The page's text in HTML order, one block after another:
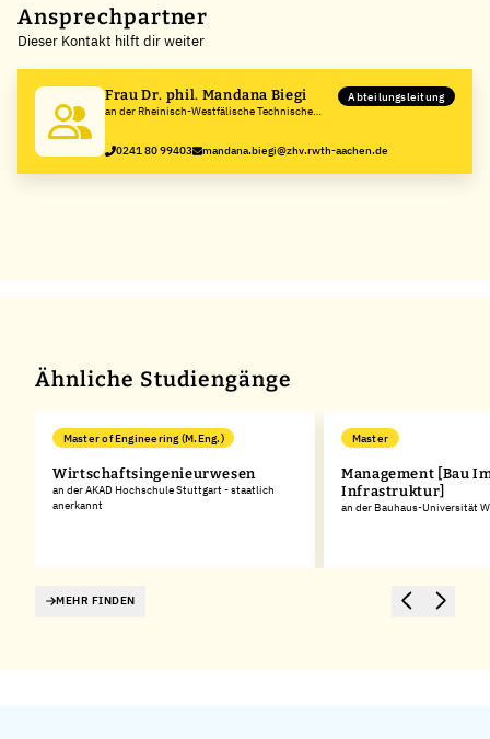
+
−
Ansprechpartner
Dieser Kontakt hilft dir weiter
Frau Dr. phil. Mandana Biegi
an der Rheinisch-Westfälische Technische
Abteilungsleitung
0241 80 99403 mandana.biegi@zhv.rwth-aachen.de
Ähnliche Studiengänge
Master of Engineering (M.Eng.)
Wirtschaftsingenieurwesen
an der AKAD Hochschule Stuttgart - staatlich
anerkannt
Master
Management [Bau
Infrastruktur]
an der Bauhaus-Universität
MEHR FINDEN